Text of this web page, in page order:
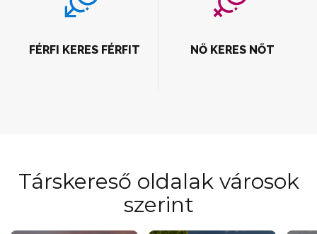
FÉRFI KERES FÉRFIT NŐ KERES NŐT
Társkereső oldalak városok
szerint